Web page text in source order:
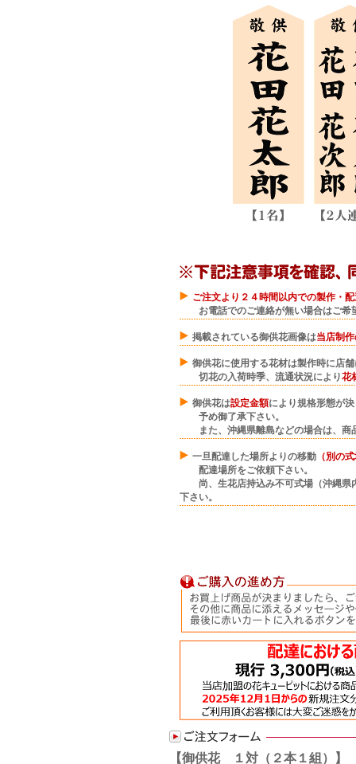
ご注文より２４時間以内での製作・
お電話でのご連絡が無い場合はご希
掲載されている御供花画像は当店制
御供花に使用する花材は製作時に店
切花の入荷時季、流通状況により花
御供花は設定金額により規格形態が
予め御了承下さい。
また、沖縄県離島などの場合は、商
一旦配達した場所よりの移動 （別の
配達場所をご依頼下さい。
尚、生花店持込み不可式場（沖縄県
下さい。
【御供花 １対（２本１組）】